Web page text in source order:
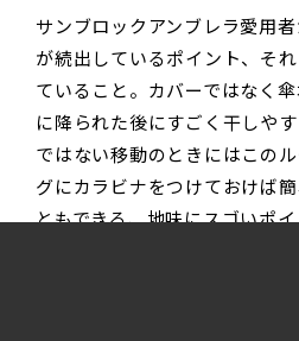
サンブロックアンブレラ愛用
が続出しているポイント、そ
ていること。カバーではなく
に降られた後にすごく干しや
ではない移動のときにはこの
グにカラビナをつけておけば
ともできる、地味にスゴいポ